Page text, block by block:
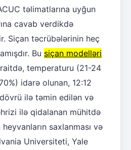
təlimatlarına uyğun
cavab verdikdə
Siçan təcrübələrinin heç
Bu siçan modelləri
temperaturu (21-24
idarə olunan, 12:12
dövrü ilə təmin edilən və
ilə qidalanan mühitdə
heyvanların saxlanması və
Universiteti, Yale